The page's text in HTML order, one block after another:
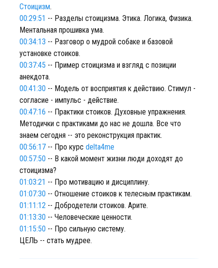
Стоицизм.
00:29:51 -- Разделы стоицизма. Этика. Логика, Физика.
Ментальная прошивка ума.
00:34:13 -- Разговор о мудрой собаке и базовой
установке стоиков.
00:37:45 -- Пример стоицизма и взгляд с позиции
анекдота.
00:41:30 -- Модель от восприятия к действию. Стимул -
согласие - импульс - действие.
00:47:16 -- Практики стоиков. Духовные упражнения.
Методички с практиками до нас не дошла. Все что
знаем сегодня -- это реконструкция практик.
00:56:17 -- Про курс delta4me
00:57:50 -- В какой момент жизни люди доходят до
стоицизма?
01:03:21 -- Про мотивацию и дисциплину.
01:07:30 -- Отношение стоиков к телесным практикам.
01:11:12 -- Добродетели стоиков. Арите.
01:13:30 -- Человеческие ценности.
01:15:50 -- Про сильную систему.
ЦЕЛЬ -- стать мудрее.